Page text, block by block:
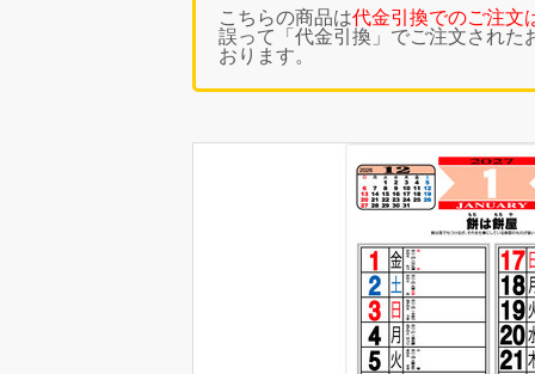
こちらの商品は代金引換でのご注文
誤って「代金引換」でご注文された
おります。